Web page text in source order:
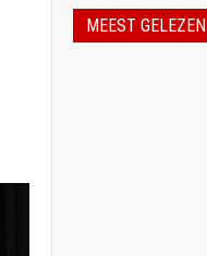
MEEST GELEZEN